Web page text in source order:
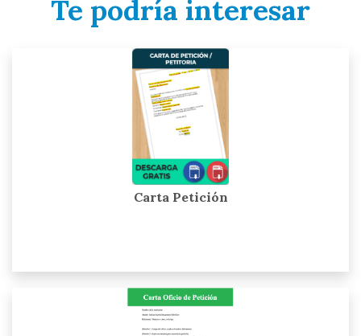
Te podría interesar
Carta Petición